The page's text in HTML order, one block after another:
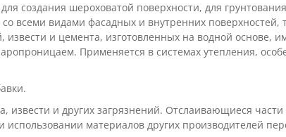
создания шероховатой поверхности, для грунтования
всеми видами фасадных и внутренних поверхностей,
и цемента, изготовленных на водной основе,
Применяется в системах утепления,
и других загрязнений. Отслаивающиеся части
материалов других производителей